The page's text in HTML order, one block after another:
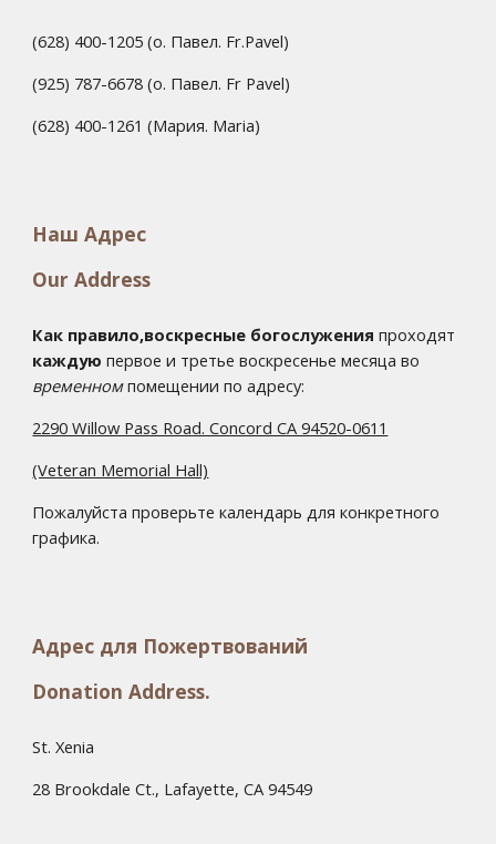
(628) 400-1205 (о. Павел. Fr.Pavel)
(925) 787-6678 (о. Павел. Fr Pavel)
(628) 400-1261 (Мария. Maria)
Наш Адрес
Our Address
Как правило,воскресные богослужения проходят
каждуюпервое и третье воскресенье месяца во
временномпомещении по адресу:
2290 Willow Pass Road. Concord CA 94520-0611
(Veteran Memorial Hall)
Пожалуйста проверьте календарь для конкретного
графика.
Адрес для Пожертвований
Donation Address.
St. Xenia
28 Brookdale Ct., Lafayette, CA 94549